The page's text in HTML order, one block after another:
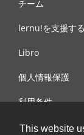
This website
チーム
lernu!を支援する
Libro
個人情報保護
利用条件
お問合せ